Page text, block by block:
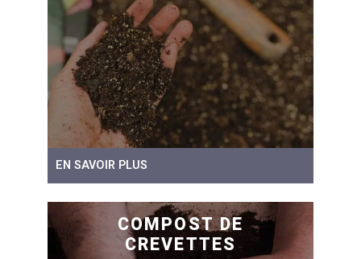
EN SAVOIR PLUS
COMPOST DE
CREVETTES